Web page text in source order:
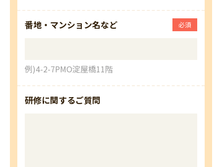
番地・マンション名など 必須
例)4-2-7PMO淀屋橋11階
研修に関するご質問